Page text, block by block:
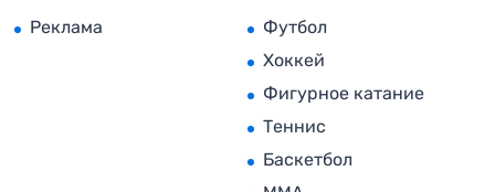
Реклама
Футбол
Хоккей
Фигурное катание
Теннис
Баскетбол